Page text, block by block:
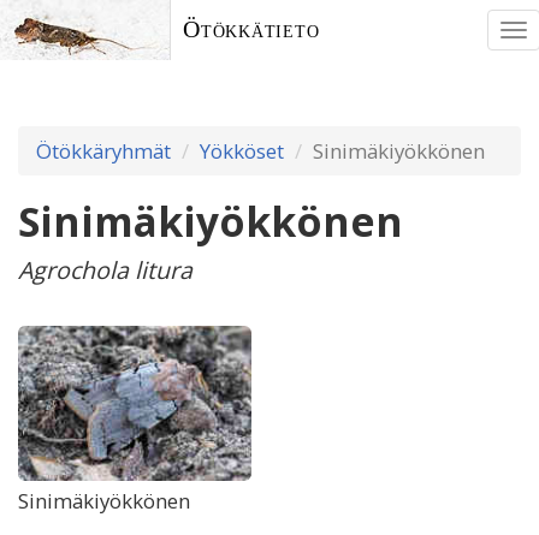
Ötökkätieto
Ötökkäryhmät Yökköset Sinimäkiyökkönen
Sinimäkiyökkönen
Agrochola litura
Sinimäkiyökkönen